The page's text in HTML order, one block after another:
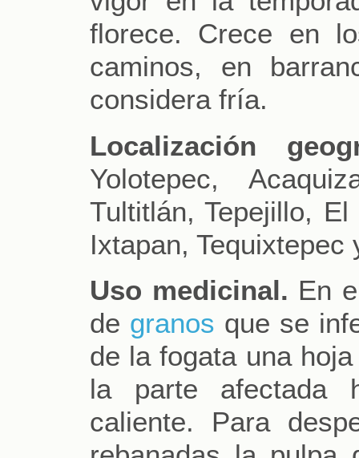
florece. Crece en
caminos, en
considera fría.
Localización
Yolotepec,
Tultitlán, Tepejillo,
Ixtapan, Tequixtepec
Uso medicinal. En
de granos que se
de la fogata una
la parte afectada
caliente. Para